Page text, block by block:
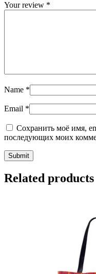
Your review *
Name *
Email *
Сохранить моё имя,
последующих моих
Related products